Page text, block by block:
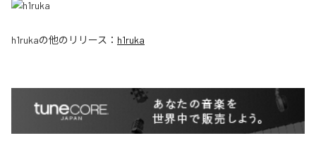
h1rukaの他のリリース： h1ruka